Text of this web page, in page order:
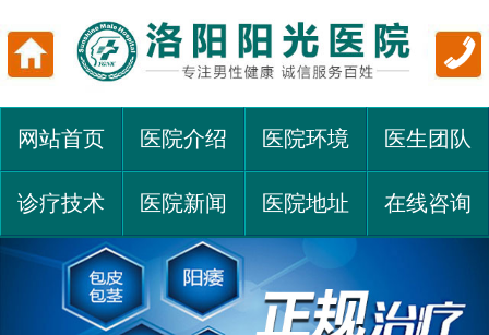
网站首页 医院介绍 医院环境 医生团队
诊疗技术 医院新闻 医院地址 在线咨询